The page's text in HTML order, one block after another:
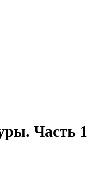
Часть 1